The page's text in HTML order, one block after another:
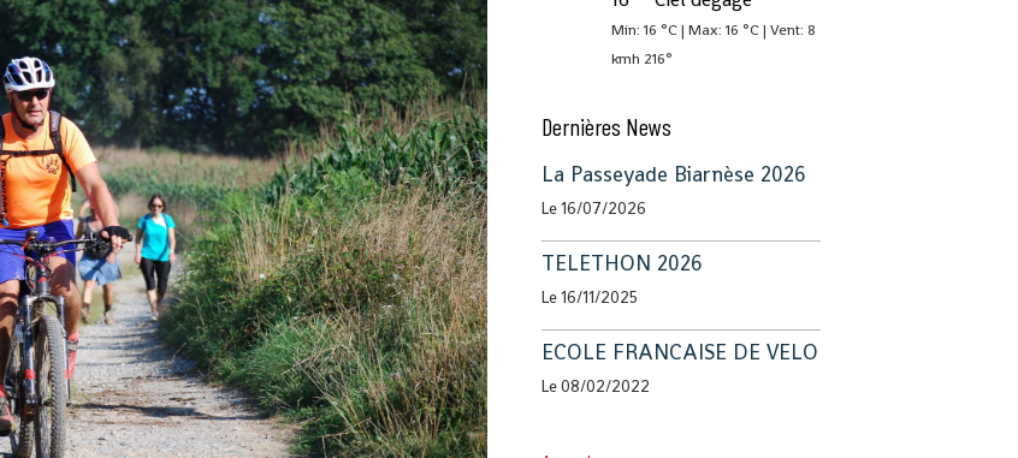
Min: 16 °C | Max: 16 °C | Vent: 8
kmh 216°
Dernières News
La Passeyade Biarnèse 2026
Le 16/07/2026
TELETHON 2026
Le 16/11/2025
ECOLE FRANCAISE DE VELO
Le 08/02/2022